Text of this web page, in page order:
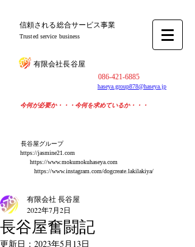
​信頼される総合サービス事業
Trusted service business
​有限会社長谷屋
​086-421-6885
haseya.group878@haseya.jp
​今何が必要か・・・今何を求めているか・・・
​長谷屋グループ
https://jasmine21.com
​https://www.mokumokuhaseya.com
https://www.instagram.com/dogcreate.lakilakiya/
長谷屋奮闘記
有限会社 長谷屋
2022年7月2日
更新日： 2023年5月13日